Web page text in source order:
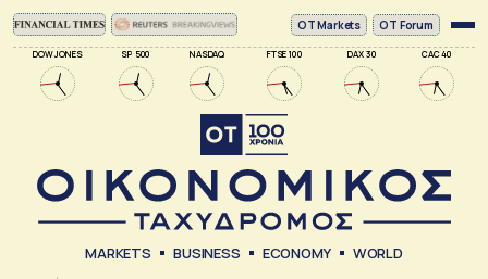
DOW JONES SP 500 NASDAQ FTSE 100 DAX 30 CAC 40
ΟΤ Markets OT Forum
MARKETS BUSINESS ECONOMY WORLD